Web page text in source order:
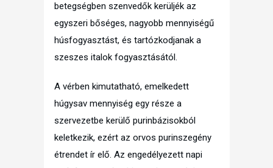
betegségben szenvedők kerüljék az
egyszeri bőséges, nagyobb mennyiségű
húsfogyasztást, és tartózkodjanak a
szeszes italok fogyasztásától.
A vérben kimutatható, emelkedett
húgysav mennyiség egy része a
szervezetbe kerülő purinbázisokból
keletkezik, ezért az orvos purinszegény
étrendet ír elő. Az engedélyezett napi